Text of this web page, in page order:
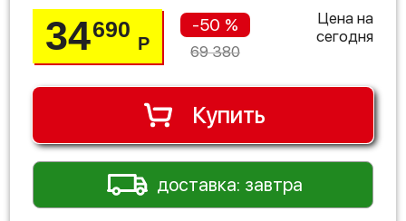
34690
Р
-50 %
69 380
Цена на
сегодня
Купить
доставка: завтра